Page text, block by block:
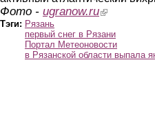
Фото - ugranow.ru(link is
Тэги: Рязань
первый снег в Рязани
Портал Метеоновости
в Рязанской области выпала